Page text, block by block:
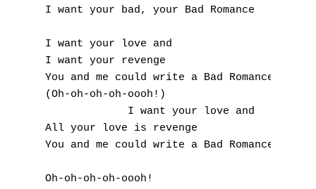
I want your bad, your Bad Romance
I want your love and
I want your revenge
You and me could write a Bad Romance
(Oh-oh-oh-oh-oooh!)
             I want your love and
All your love is revenge
You and me could write a Bad Romance
Oh-oh-oh-oh-oooh!